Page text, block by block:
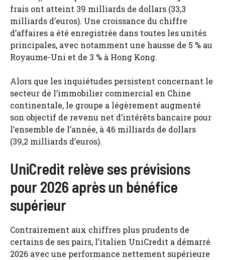
frais ont atteint 39 milliards de dollars (33,3
milliards d’euros). Une croissance du chiffre
d’affaires a été enregistrée dans toutes les unités
principales, avec notamment une hausse de 5 % au
Royaume-Uni et de 3 % à Hong Kong.
Alors que les inquiétudes persistent concernant le
secteur de l’immobilier commercial en Chine
continentale, le groupe a légèrement augmenté
son objectif de revenu net d’intérêts bancaire pour
l’ensemble de l’année, à 46 milliards de dollars
(39,2 milliards d’euros).
UniCredit relève ses prévisions
pour 2026 après un bénéfice
supérieur
Contrairement aux chiffres plus prudents de
certains de ses pairs, l’italien UniCredit a démarré
2026 avec une performance nettement supérieure